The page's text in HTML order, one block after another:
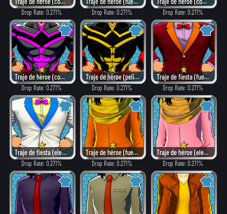
Drop Rate: 0.271% Drop Rate: 0.271% Drop Rate: 0.271%
Traje de héroe (como villano)
Drop Rate: 0.271%
Traje de héroe (peligroso)
Drop Rate: 0.271%
Traje de fiesta (fuego)
Drop Rate: 0.271%
Traje de fiesta (elegante)
Drop Rate: 0.271%
Traje de héroe (fuego)
Drop Rate: 0.271%
Traje de héroe (elegante)
Drop Rate: 0.271%